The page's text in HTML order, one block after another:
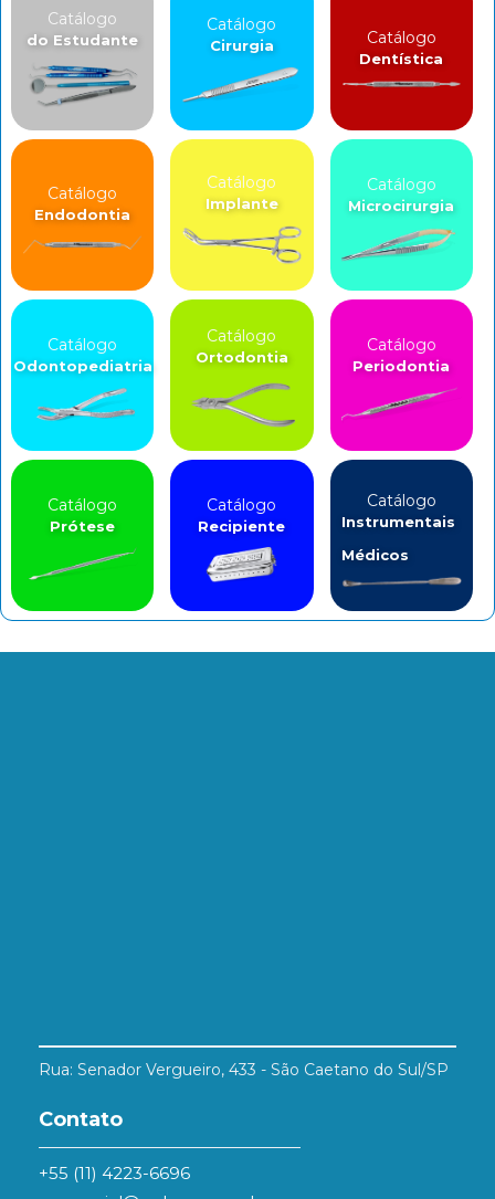
Catálogo
do Estudante
Catálogo
Cirurgia Catálogo
Dentística
Catálogo
Endodontia
Catálogo
Implante
Catálogo
Microcirurgia
Catálogo
Odontopediatria
Catálogo
Ortodontia
Catálogo
Periodontia
Catálogo
Prótese
Catálogo
Recipiente
Catálogo
Instrumentais
Médicos
Rua: Senador Vergueiro, 433 - São Caetano do Sul/SP
Contato
+55 (11) 4223-6696